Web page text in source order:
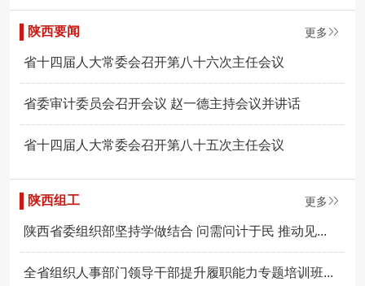
陕西要闻 更多
省十四届人大常委会召开第八十六次主任会议
省委审计委员会召开会议 赵一德主持会议并讲话
省十四届人大常委会召开第八十五次主任会议
陕西组工 更多
陕西省委组织部坚持学做结合 问需问计于民 推动见...
全省组织人事部门领导干部提升履职能力专题培训班...